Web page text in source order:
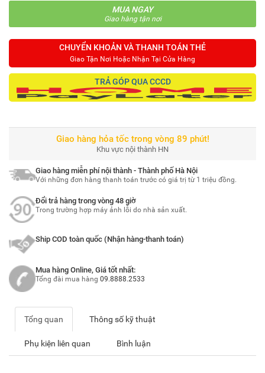
MUA NGAY
Giao hàng tận nơi
CHUYỂN KHOẢN VÀ THANH TOÁN THẺ
Giao Tận Nơi Hoặc Nhận Tại Cửa Hàng
TRẢ GÓP QUA CCCD
Giao hàng hỏa tốc trong vòng 89 phút!
Khu vực nội thành HN
Giao hàng miễn phí nội thành - Thành phố Hà Nội
Với những đơn hàng thanh toán trước có giá trị từ 1 triệu đồng.
Đổi trả hàng trong vòng 48 giờ
Trong trường hợp máy ảnh lỗi do nhà sản xuất.
Ship COD toàn quốc (Nhận hàng-thanh toán)
Mua hàng Online, Giá tốt nhất:
Tổng đài mua hàng 09.8888.2533
Tổng quan Thông số kỹ thuật
Phụ kiện liên quan Bình luận